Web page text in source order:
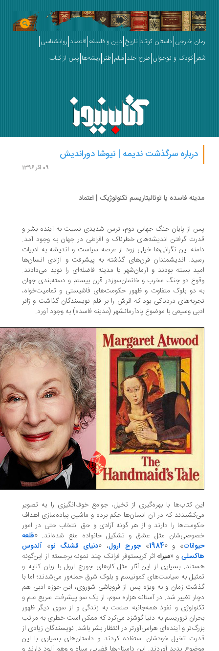
خارجی داستان کوتاه تاریخ دین و فلسفه اقتصاد روانشناسی
کودک و نوجوان طرح جلد فیلم طنز ریشه‌ها پس از کتاب
درباره سرگذشت ندیمه | نیوشا دوراندیش
فاسده یا توتالیتاریسم تکنولوژیک | اعتماد
از پایان جنگ جهانی دوم، ترس شدیدی نسبت به آینده بشر و
گرفتن اندیشه‌های خطرناک و افراطی در جهان به وجود آمد.
این نگرانی‌ها خیلی زود از عرصه سیاست و اندیشه به ادبیات
اندیشمندان قرن‌های گذشته به پیشرفت و آزادی انسان‌ها
بسته بودند و آرمان‌شهر یا مدینه فاضله‌ای را نوید می‌دادند.
دو جنگ مخرب و خانمان‌سوزدر قرن بیستم و دسته‌بندی جهان
دو بلوک متفاوت و ظهور حکومت‌های فاشیستی و تمامیت‌خواه،
دردناکی بود که اثرش را بر قلم نویسندگان گذاشت و ژانر
وسیعی با موضوع پادآرمانشهر (مدینه فاسده) به وجود آورد.
کتاب‌ها با بهره‌گیری از تخیل، جوامع خوف‌انگیزی را به تصویر
که در آن انسان‌ها حکم برده و ماشین پیاده‌سازی اهداف
را دارند و از هر گونه آزادی و حق انتخاب حتی در امور
مثل عشق و تشکیل خانواده منع شده‌اند. «قلعه
» و «1984
»جورج ارول، «دنیای قشنگ نو»آلدوس
و «میرا » اثر کریستوفر فرانک چند نمونه برجسته از این‌گونه
بسیاری از این آثار مثل کارهای جورج ارول با زبان کنایه و
به سیاست‌های کمونیسم و بلوک شرق حمله‌ور می‌شدند؛ اما با
زمان و به ویژه پس از فروپاشی شوروی، این حوزه ادبی هم
تغییر شد. در آستانه هزاره سوم، از یک سو پیشرفت سریع علم و
و نفوذ همه‌جانبه صنعت به زندگی و از سوی دیگر ظهور
تروریسم به دنیا گوشزد می‌کرد که ممکن است خطری به مراتب
و آینده‌ای هراس‌آورتر در انتظار بشر باشد. نویسندگان زیادی از
تخیل خودشان استفاده کردند و داستان‌های بسیاری با این